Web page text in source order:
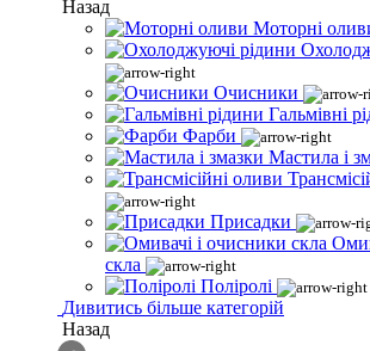
Назад
Моторні
Очисники
Гальмівні
Фарби
Мастила і
Присадки
скла
Поліролі
Дивитись більше категорій
Назад